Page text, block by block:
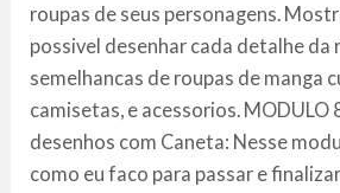
roupas de seus personagens.
possivel desenhar cada detalhe da
semelhancas de roupas de manga
camisetas, e acessorios. MODULO
desenhos com Caneta: Nesse
como eu faco para passar e